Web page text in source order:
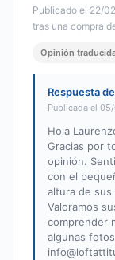
Publicado el 22/
tras una compra
Opinión
Respuesta
Publicada el
Hola
Gracias por
opinión.
con el
altura de sus
Valoramos
comprender
algunas